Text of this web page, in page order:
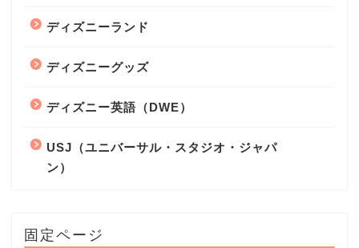
ディズニーランド
ディズニーグッズ
ディズニー英語（DWE）
USJ（ユニバーサル・スタジオ・ジャパ
ン）
固定ページ